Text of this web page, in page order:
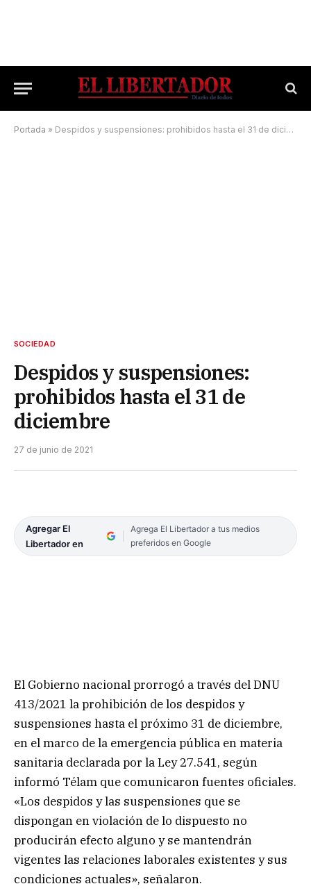
Portada » Despidos y suspensiones: prohibidos hasta el 31 de diciembre
SOCIEDAD
Despidos y suspensiones:
prohibidos hasta el 31 de
diciembre
27 de junio de 2021
Agregar El
Libertador en
Agrega El Libertador a tus medios
preferidos en Google
El Gobierno nacional prorrogó a través del DNU
413/2021 la prohibición de los despidos y
suspensiones hasta el próximo 31 de diciembre,
en el marco de la emergencia pública en materia
sanitaria declarada por la Ley 27.541, según
informó Télam que comunicaron fuentes oficiales.
«Los despidos y las suspensiones que se
dispongan en violación de lo dispuesto no
producirán efecto alguno y se mantendrán
vigentes las relaciones laborales existentes y sus
condiciones actuales», señalaron.